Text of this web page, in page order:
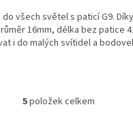
do všech světel s paticí G9.
16mm, délka bez patice
i do malých svítidel a
O
5položek celkem